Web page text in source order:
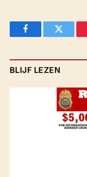
FacebookTwitter
BLIJF LEZEN